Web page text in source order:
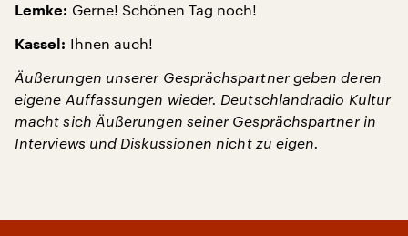
Lemke: Gerne! Schönen Tag noch!
Kassel: Ihnen auch!
Äußerungen unserer Gesprächspartner geben deren
eigene Auffassungen wieder. Deutschlandradio Kultur
macht sich Äußerungen seiner Gesprächspartner in
Interviews und Diskussionen nicht zu eigen.